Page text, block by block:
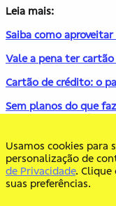
Leia mais:
Saiba como
Vale a pena ter
Cartão de crédito: o
Sem planos do que
Pontos e milhas:
seu cartão de crédito
Usamos cookies para
personalização de
de Privacidade. Clique
suas preferências.